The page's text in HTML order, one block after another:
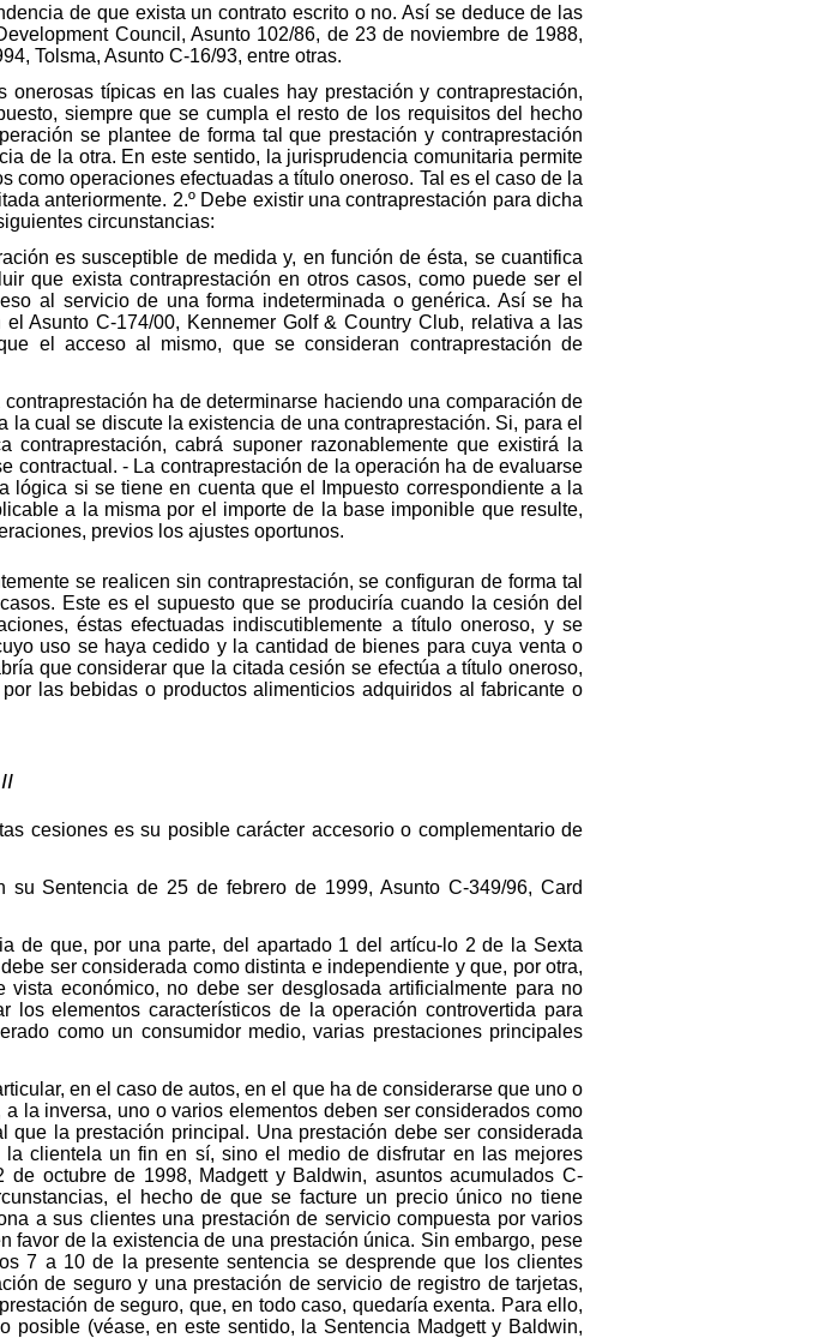
de que exista un contrato escrito o no. Así se deduce de las
Council, Asunto 102/86, de 23 de noviembre de 1988,
Tolsma, Asunto C-16/93, entre otras.
típicas en las cuales hay prestación y contraprestación,
siempre que se cumpla el resto de los requisitos del hecho
se plantee de forma tal que prestación y contraprestación
de la otra. En este sentido, la jurisprudencia comunitaria permite
operaciones efectuadas a título oneroso. Tal es el caso de la
anteriormente. 2.º Debe existir una contraprestación para dicha
circunstancias:
es susceptible de medida y, en función de ésta, se cuantifica
que exista contraprestación en otros casos, como puede ser el
al servicio de una forma indeterminada o genérica. Así se ha
Asunto C-174/00, Kennemer Golf & Country Club, relativa a las
el acceso al mismo, que se consideran contraprestación de
ha de determinarse haciendo una comparación de
cual se discute la existencia de una contraprestación. Si, para el
cabrá suponer razonablemente que existirá la
contractual. - La contraprestación de la operación ha de evaluarse
si se tiene en cuenta que el Impuesto correspondiente a la
a la misma por el importe de la base imponible que resulte,
previos los ajustes oportunos.
se realicen sin contraprestación, se configuran de forma tal
Este es el supuesto que se produciría cuando la cesión del
éstas efectuadas indiscutiblemente a título oneroso, y se
uso se haya cedido y la cantidad de bienes para cuya venta o
que considerar que la citada cesión se efectúa a título oneroso,
las bebidas o productos alimenticios adquiridos al fabricante o
II
cesiones es su posible carácter accesorio o complementario de
Sentencia de 25 de febrero de 1999, Asunto C-349/96, Card
de que, por una parte, del apartado 1 del artícu-lo 2 de la Sexta
ser considerada como distinta e independiente y que, por otra,
económico, no debe ser desglosada artificialmente para no
elementos característicos de la operación controvertida para
como un consumidor medio, varias prestaciones principales
en el caso de autos, en el que ha de considerarse que uno o
la inversa, uno o varios elementos deben ser considerados como
la prestación principal. Una prestación debe ser considerada
clientela un fin en sí, sino el medio de disfrutar en las mejores
octubre de 1998, Madgett y Baldwin, asuntos acumulados C-
el hecho de que se facture un precio único no tiene
a sus clientes una prestación de servicio compuesta por varios
de la existencia de una prestación única. Sin embargo, pese
7 a 10 de la presente sentencia se desprende que los clientes
de seguro y una prestación de servicio de registro de tarjetas,
de seguro, que, en todo caso, quedaría exenta. Para ello,
(véase, en este sentido, la Sentencia Madgett y Baldwin,